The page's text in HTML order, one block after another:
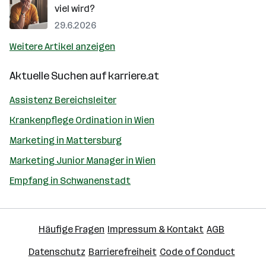
viel wird?
29.6.2026
Weitere Artikel anzeigen
Aktuelle Suchen aufkarriere.at
Assistenz Bereichsleiter
Krankenpflege Ordination in Wien
Marketing in Mattersburg
Marketing Junior Manager in Wien
Empfang in Schwanenstadt
Häufige Fragen Impressum & Kontakt AGB
Datenschutz Barrierefreiheit Code of Conduct